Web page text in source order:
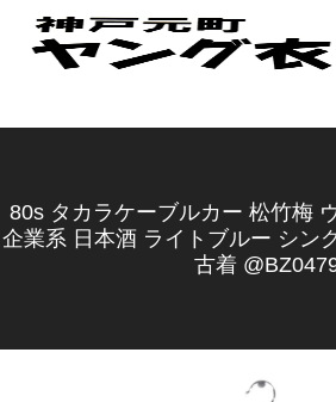
80s タカラケーブルカー 松竹梅
企業系 日本酒 ライトブルー シン
古着